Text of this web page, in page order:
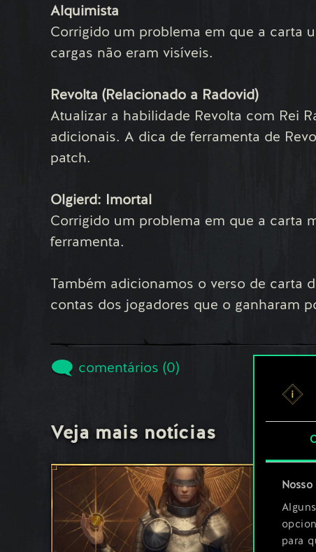
para
Alquimista
Corrigido um problema em que a carta
cargas não eram visíveis.
Revolta (Relacionado a Radovid)
Atualizar a habilidade Revolta com Rei
adicionais. A dica de ferramenta de
patch.
Olgierd: Imortal
Corrigido um problema em que a carta
ferramenta.
Também adicionamos o verso de carta
contas dos jogadores que o ganharam
comentários (0)
Veja mais notícias